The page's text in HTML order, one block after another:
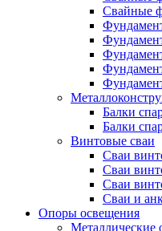
Свайные
Балки
Балки
Винтовые сваи
Сваи
Сваи
Сваи
Сваи и
Опоры освещения
Металлические